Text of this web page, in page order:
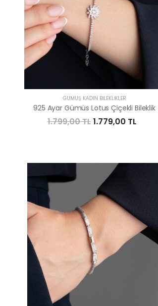
GÜMÜŞ KADIN BILEKLIKLER
925 Ayar Gümüs Lotus Çiçekli Bileklik
1.799,00 TL1.779,00 TL